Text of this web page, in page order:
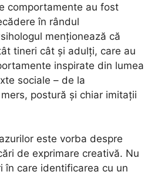
comportamente au fost
în rândul
menționează că
tineri cât și adulți, care au
inspirate din lumea
sociale – de la
postură și chiar imitații
este vorba despre
de exprimare creativă. Nu
în care identificarea cu un